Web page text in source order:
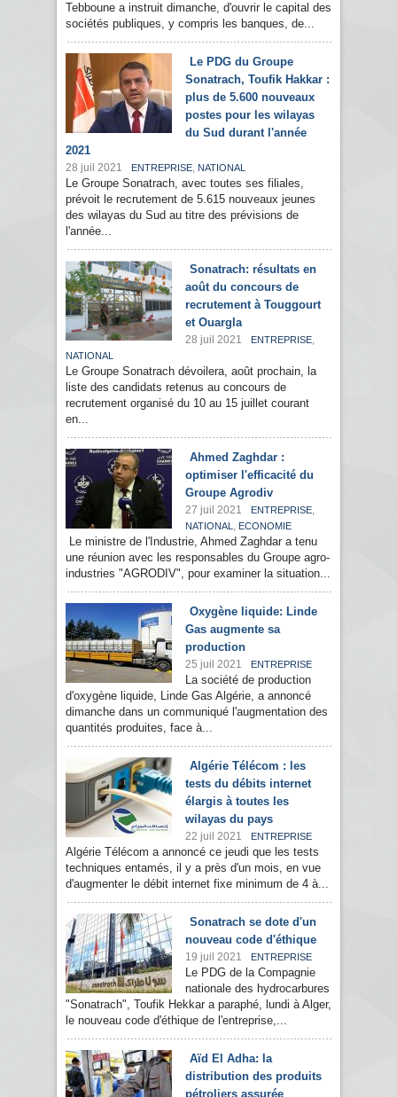
Tebboune a instruit dimanche, d'ouvrir le capital des
sociétés publiques, y compris les banques, de...
Le PDG du Groupe
Sonatrach, Toufik Hakkar :
plus de 5.600 nouveaux
postes pour les wilayas
du Sud durant l'année
2021
28 juil 2021 ENTREPRISE, NATIONAL
Le Groupe Sonatrach, avec toutes ses filiales,
prévoit le recrutement de 5.615 nouveaux jeunes
des wilayas du Sud au titre des prévisions de
l'année...
Sonatrach: résultats en
août du concours de
recrutement à Touggourt
et Ouargla
28 juil 2021 ENTREPRISE,
NATIONAL
Le Groupe Sonatrach dévoilera, août prochain, la
liste des candidats retenus au concours de
recrutement organisé du 10 au 15 juillet courant
en...
Ahmed Zaghdar :
optimiser l'efficacité du
Groupe Agrodiv
27 juil 2021 ENTREPRISE,
NATIONAL , ECONOMIE
Le ministre de l'Industrie, Ahmed Zaghdar a tenu
une réunion avec les responsables du Groupe agro-
industries "AGRODIV", pour examiner la situation...
Oxygène liquide: Linde
Gas augmente sa
production
25 juil 2021 ENTREPRISE
La société de production
d'oxygène liquide, Linde Gas Algérie, a annoncé
dimanche dans un communiqué l'augmentation des
quantités produites, face à...
Algérie Télécom : les
tests du débits internet
élargis à toutes les
wilayas du pays
22 juil 2021 ENTREPRISE
Algérie Télécom a annoncé ce jeudi que les tests
techniques entamés, il y a près d'un mois, en vue
d'augmenter le débit internet fixe minimum de 4 à...
Sonatrach se dote d'un
nouveau code d'éthique
19 juil 2021 ENTREPRISE
Le PDG de la Compagnie
nationale des hydrocarbures
"Sonatrach", Toufik Hekkar a paraphé, lundi à Alger,
le nouveau code d'éthique de l'entreprise,...
Aïd El Adha: la
distribution des produits
pétroliers assurée